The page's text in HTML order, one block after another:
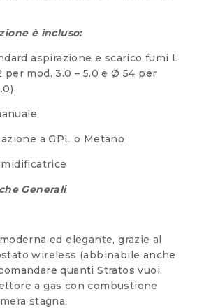
è incluso:
aspirazione e scarico fumi L
per mod. 3.0 – 5.0 e Ø 54 per
a GPL o Metano
Generali
ed elegante, grazie al
wireless (abbinabile anche
quanti Stratos vuoi.
a gas con combustione
stagna.